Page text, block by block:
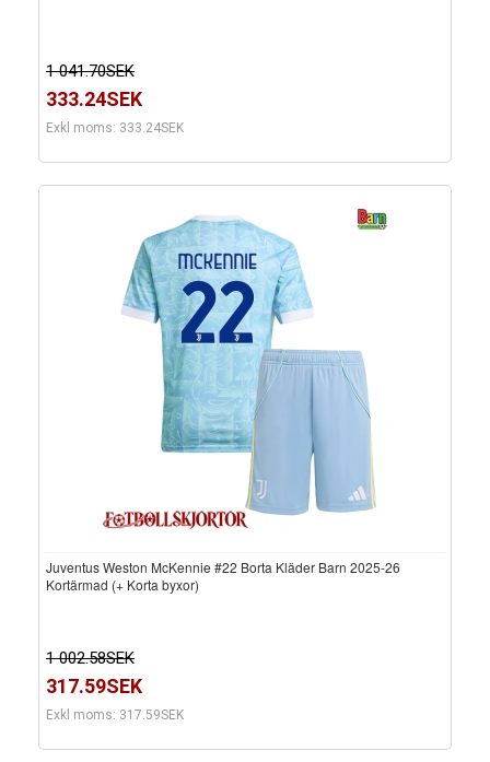
1 041.70SEK
333.24SEK
Exkl moms: 333.24SEK
Juventus Weston McKennie #22 Borta Kläder Barn 2025-26
Kortärmad (+ Korta byxor)
1 002.58SEK
317.59SEK
Exkl moms: 317.59SEK